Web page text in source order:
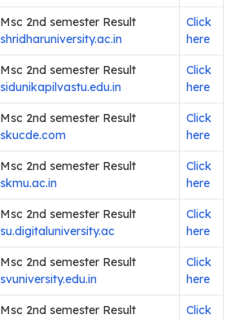
Msc 2nd semester Result
shridharuniversity.ac.in
Click
here
Msc 2nd semester Result
sidunikapilvastu.edu.in
Click
here
Msc 2nd semester Result
skucde.com
Click
here
Msc 2nd semester Result
skmu.ac.in
Click
here
Msc 2nd semester Result
su.digitaluniversity.ac
Click
here
Msc 2nd semester Result
svuniversity.edu.in
Click
here
Msc 2nd semester Result
Click